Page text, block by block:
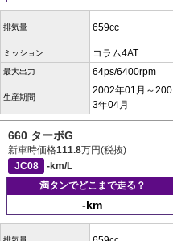
排気量 659cc
ミッション コラム4AT
最大出力 64ps/6400rpm
生産期間
2002年01月～200
3年04月
660 ターボG
新車時価格111.8万円(税抜)
JC08
-km/L
満タンでどこまで走る？
-km